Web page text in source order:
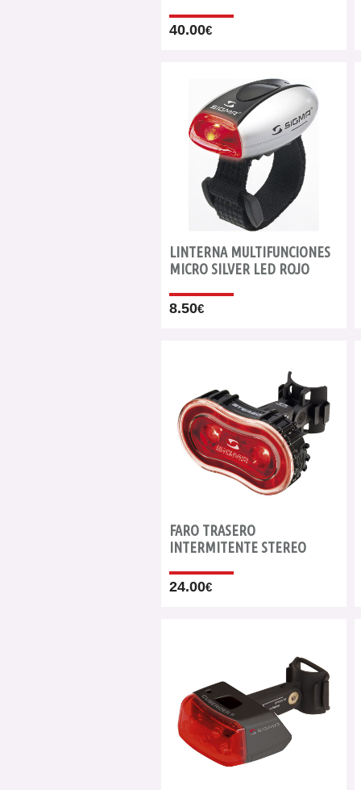
40.00€
LINTERNA MULTIFUNCIONES
MICRO SILVER LED ROJO
8.50€
FARO TRASERO
INTERMITENTE STEREO
24.00€